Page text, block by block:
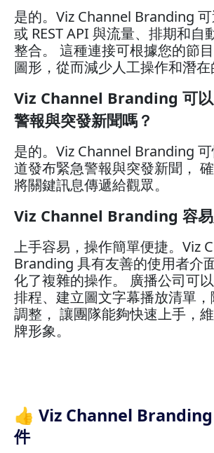
是的。Viz Channel Branding
或 REST API 與流量、排期和自
整合。 這種連接可根據您的節
圖形，從而減少人工操作和潛在
Viz Channel Branding 可
警報與突發新聞嗎？
是的。Viz Channel Branding
道發布緊急警報與突發新聞，
將關鍵訊息傳遞給觀眾。
Viz Channel Branding 容易
上手容易，操作簡單便捷。Viz
Branding 具有友善的使用者介
化了複雜的操作。 廣播公司可
排程、建立圖文字幕播放清單
調整， 讓團隊能夠快速上手，
牌形象。
👍 Viz Channel Branding
件